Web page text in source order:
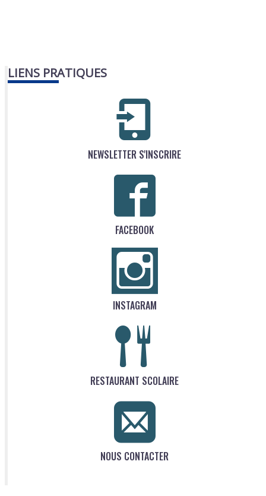
LIENS PRATIQUES
NEWSLETTER S'INSCRIRE
FACEBOOK
INSTAGRAM
RESTAURANT SCOLAIRE
NOUS CONTACTER